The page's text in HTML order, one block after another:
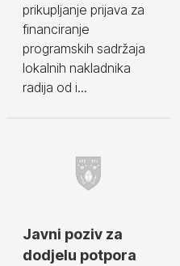
prikupljanje prijava za
financiranje
programskih sadržaja
lokalnih nakladnika
radija od i...
Javni poziv za
dodjelu potpora